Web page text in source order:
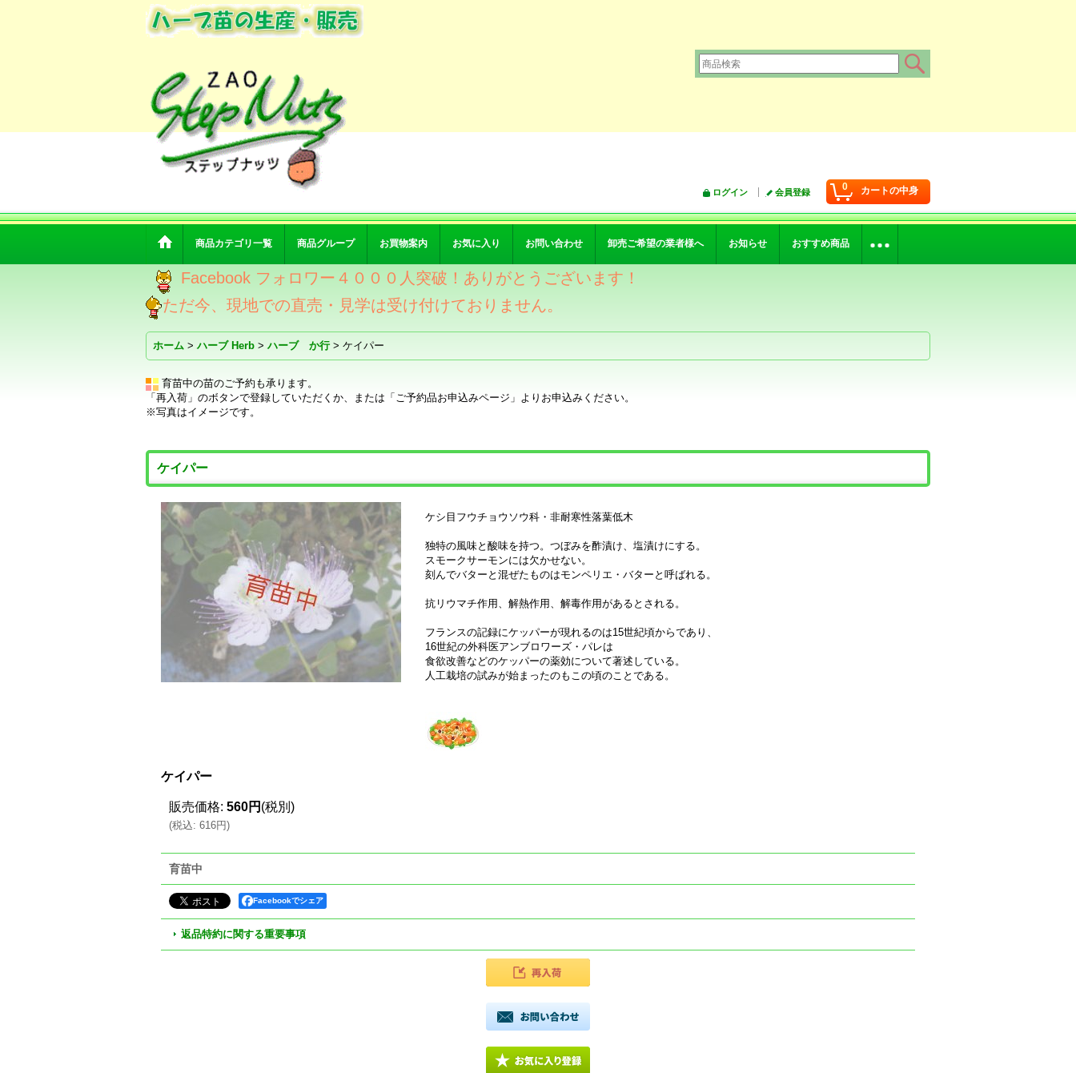
0 カートの中身
ログイン 会員登録
商品カテゴリ一覧 商品グループ お買物案内 お気に入り お問い合わせ 卸売ご希望の業者様へ お知らせ おすすめ商品
Facebook フォロワー４０００人突破！ありがとうございます！
ただ今、現地での直売・見学は受け付けておりません。
ホーム > ハーブ Herb > ハーブ か行 > ケイパー
育苗中の苗のご予約も承ります。
「再入荷」のボタンで登録していただくか、または「ご予約品お申込みページ」よりお申込みください。
※写真はイメージです。
ケイパー
ケシ目フウチョウソウ科・非耐寒性落葉低木
独特の風味と酸味を持つ。つぼみを酢漬け、塩漬けにする。
スモークサーモンには欠かせない。
刻んでバターと混ぜたものはモンペリエ・バターと呼ばれる。
抗リウマチ作用、解熱作用、解毒作用があるとされる。
フランスの記録にケッパーが現れるのは15世紀頃からであり、
16世紀の外科医アンブロワーズ・パレは
食欲改善などのケッパーの薬効について著述している。
人工栽培の試みが始まったのもこの頃のことである。
ケイパー
販売価格: 560円 (税別)
(税込: 616円)
育苗中
Facebookでシェア
返品特約に関する重要事項